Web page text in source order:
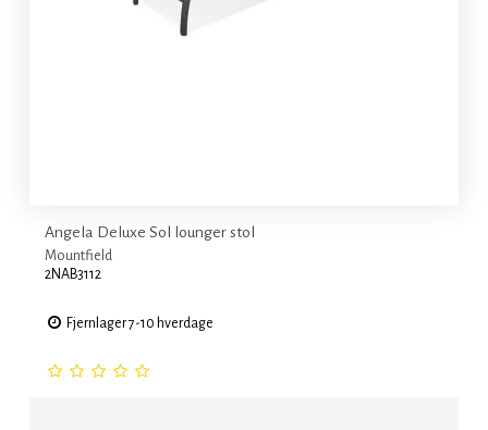
Angela Deluxe Sol lounger stol
Mountfield
2NAB3112
Fjernlager 7-10 hverdage